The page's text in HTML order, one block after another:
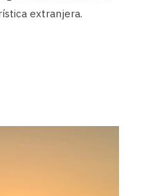
extranjera.